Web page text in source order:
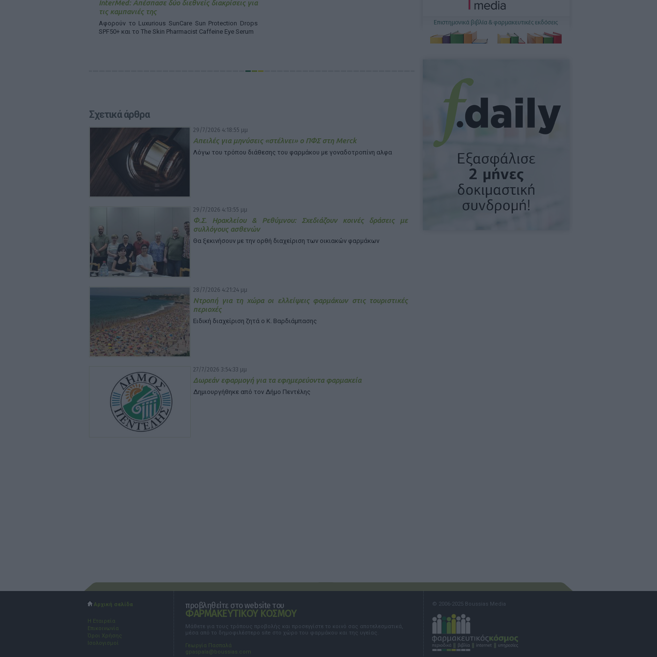
InterMed: Απέσπασε δύο διεθνείς διακρίσεις για
τις καμπανιές της
Αφορούν το Luxurious SunCare Sun Protection Drops
SPF50+ και το The Skin Pharmacist Caffeine Eye Serum
Σχετικά άρθρα
29/7/2026 4:18:55 μμ
Απειλές για μηνύσεις «στέλνει» ο ΠΦΣ στη Merck
Λόγω του τρόπου διάθεσης του φαρμάκου με γοναδοτροπίνη αλφα
29/7/2026 4:13:55 μμ
Φ.Σ. Ηρακλείου & Ρεθύμνου: Σχεδιάζουν κοινές δράσεις με
συλλόγους ασθενών
Θα ξεκινήσουν με την ορθή διαχείριση των οικιακών φαρμάκων
28/7/2026 4:21:24 μμ
Ντροπή για τη χώρα οι ελλείψεις φαρμάκων στις τουριστικές
περιοχές
Ειδική διαχείριση ζητά ο Κ. Βαρδιάμπασης
27/7/2026 3:54:33 μμ
Δωρεάν εφαρμογή για τα εφημερεύοντα φαρμακεία
Δημιουργήθηκε από τον Δήμο Πεντέλης
Αρχική σελίδα
Η Εταιρεία
Επικοινωνία
Όροι Χρήσης
Ισολογισμοί
προβληθείτε στο website του
ΦΑΡΜΑΚΕΥΤΙΚΟΥ ΚΟΣΜΟΥ
Μάθετε για τους τρόπους προβολής και προσεγγίστε το κοινό σας αποτελεσματικά,
μέσα από το δημοφιλέστερο site στο χώρο του φαρμάκου και της υγείας.
Γεωργία Πασπαλά
gpaspala@boussias.com
© 2006-2025 Boussias Media